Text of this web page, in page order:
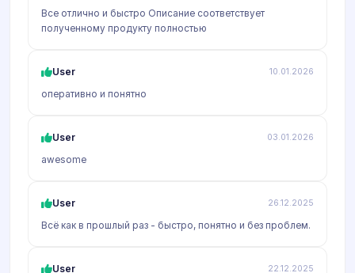
Все отлично и быстро Описание соответствует
полученному продукту полностью
User 10.01.2026
оперативно и понятно
User 03.01.2026
awesome
User 26.12.2025
Всё как в прошлый раз - быстро, понятно и без проблем.
User 22.12.2025